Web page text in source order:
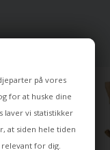
på vores
for at huske dine
laver vi statistikker
at siden hele tiden
for dig.